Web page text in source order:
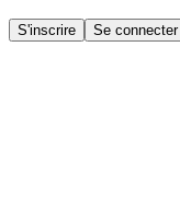
Acheter des
Achetez les
Convertissez
S'inscrire Se connecter